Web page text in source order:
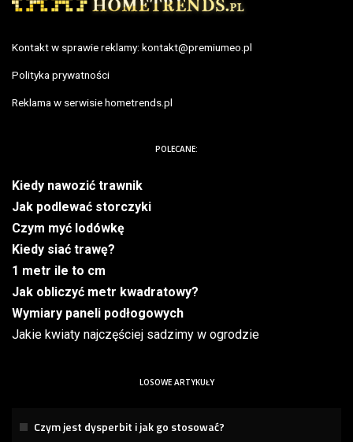
Kontakt w sprawie reklamy: kontakt@premiumeo.pl
Polityka prywatności
Reklama w serwisie hometrends.pl
POLECANE:
Kiedy nawozić trawnik
Jak podlewać storczyki
Czym myć lodówkę
Kiedy siać trawę?
1 metr ile to cm
Jak obliczyć metr kwadratowy?
Wymiary paneli podłogowych
Jakie kwiaty najczęściej sadzimy w ogrodzie
LOSOWE ARTYKUŁY
Czym jest dysperbit i jak go stosować?